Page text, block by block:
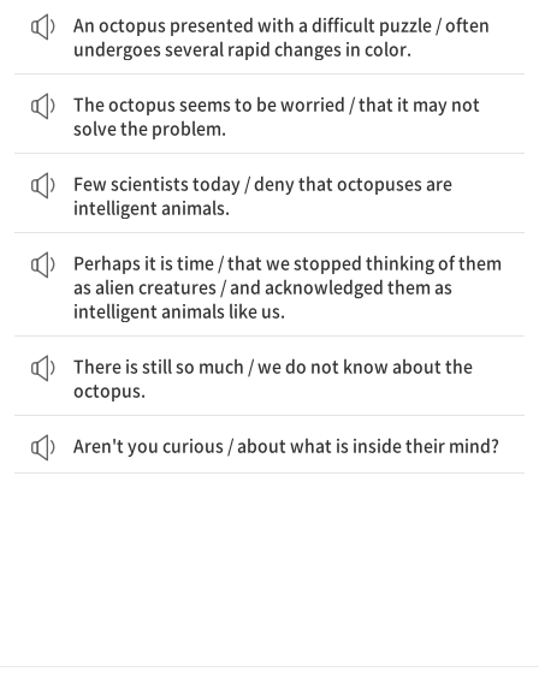
An octopus presented with a difficult puzzle / often
undergoes several rapid changes in color.
The octopus seems to be worried / that it may not
solve the problem.
Few scientists today / deny that octopuses are
intelligent animals.
Perhaps it is time / that we stopped thinking of them
as alien creatures / and acknowledged them as
intelligent animals like us.
There is still so much / we do not know about the
octopus.
Aren't you curious / about what is inside their mind?